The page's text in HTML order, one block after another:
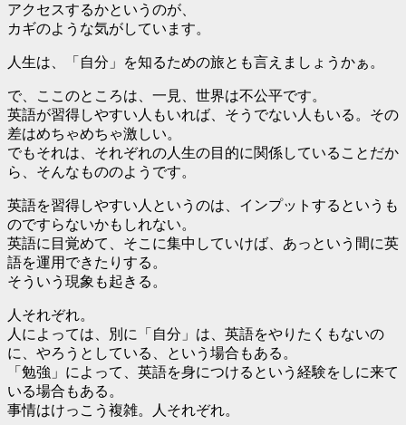
アクセスするかというのが、
カギのような気がしています。
人生は、「自分」を知るための旅とも言えましょうかぁ。
で、ここのところは、一見、世界は不公平です。
英語が習得しやすい人もいれば、そうでない人もいる。その
差はめちゃめちゃ激しい。
でもそれは、それぞれの人生の目的に関係していることだか
ら、そんなもののようです。
英語を習得しやすい人というのは、インプットするというも
のですらないかもしれない。
英語に目覚めて、そこに集中していけば、あっという間に英
語を運用できたりする。
そういう現象も起きる。
人それぞれ。
人によっては、別に「自分」は、英語をやりたくもないの
に、やろうとしている、という場合もある。
「勉強」によって、英語を身につけるという経験をしに来て
いる場合もある。
事情はけっこう複雑。人それぞれ。